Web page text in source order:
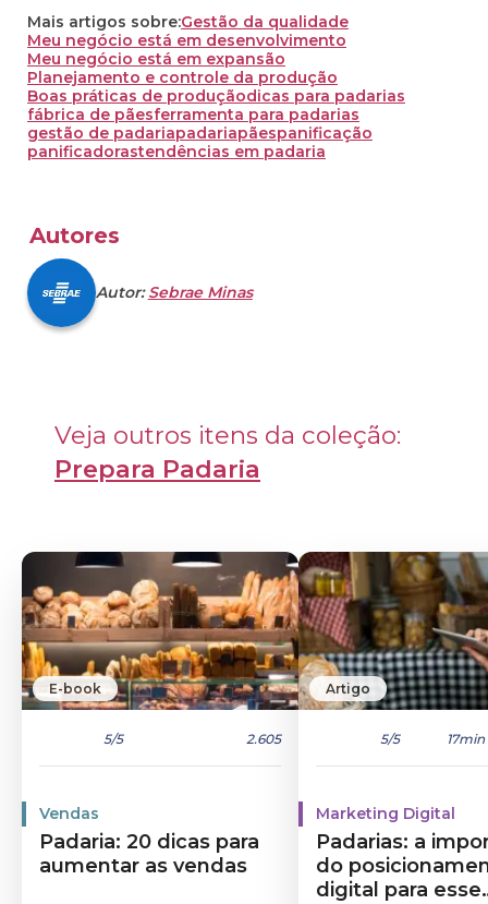
Mais artigos sobre:Gestão da qualidade
Meu negócio está em desenvolvimento
Meu negócio está em expansão
Planejamento e controle da produção
Boas práticas de produçãodicas para padarias
fábrica de pãesferramenta para padarias
gestão de padariapadariapãespanificação
panificadorastendências em padaria
Autores
Autor:Sebrae Minas
Prepara Padaria
E-book
5/5 2.605
Vendas
Padaria: 20 dicas para
aumentar as vendas
Artigo
5/5 17min
Marketing Digital
Padarias: a
do
digital para esse